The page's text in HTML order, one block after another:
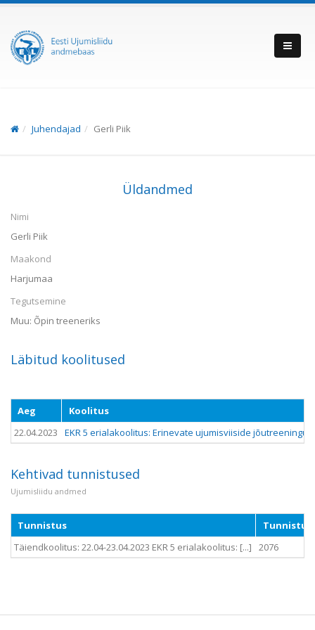
Juhendajad Gerli Piik
Üldandmed
Nimi
Gerli Piik
Maakond
Harjumaa
Tegutsemine
Muu: Õpin treeneriks
Läbitud koolitused
Aeg
Koolitus
22.04.2023
EKR 5 erialakoolitus: Erinevate ujumisviiside
Kehtivad tunnistused
Ujumisliidu andmed
Tunnistus
Täiendkoolitus: 22.04-23.04.2023 EKR 5 erialakoolitus: [...]
2076